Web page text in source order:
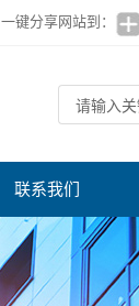
一键分享网站到：
联系我们